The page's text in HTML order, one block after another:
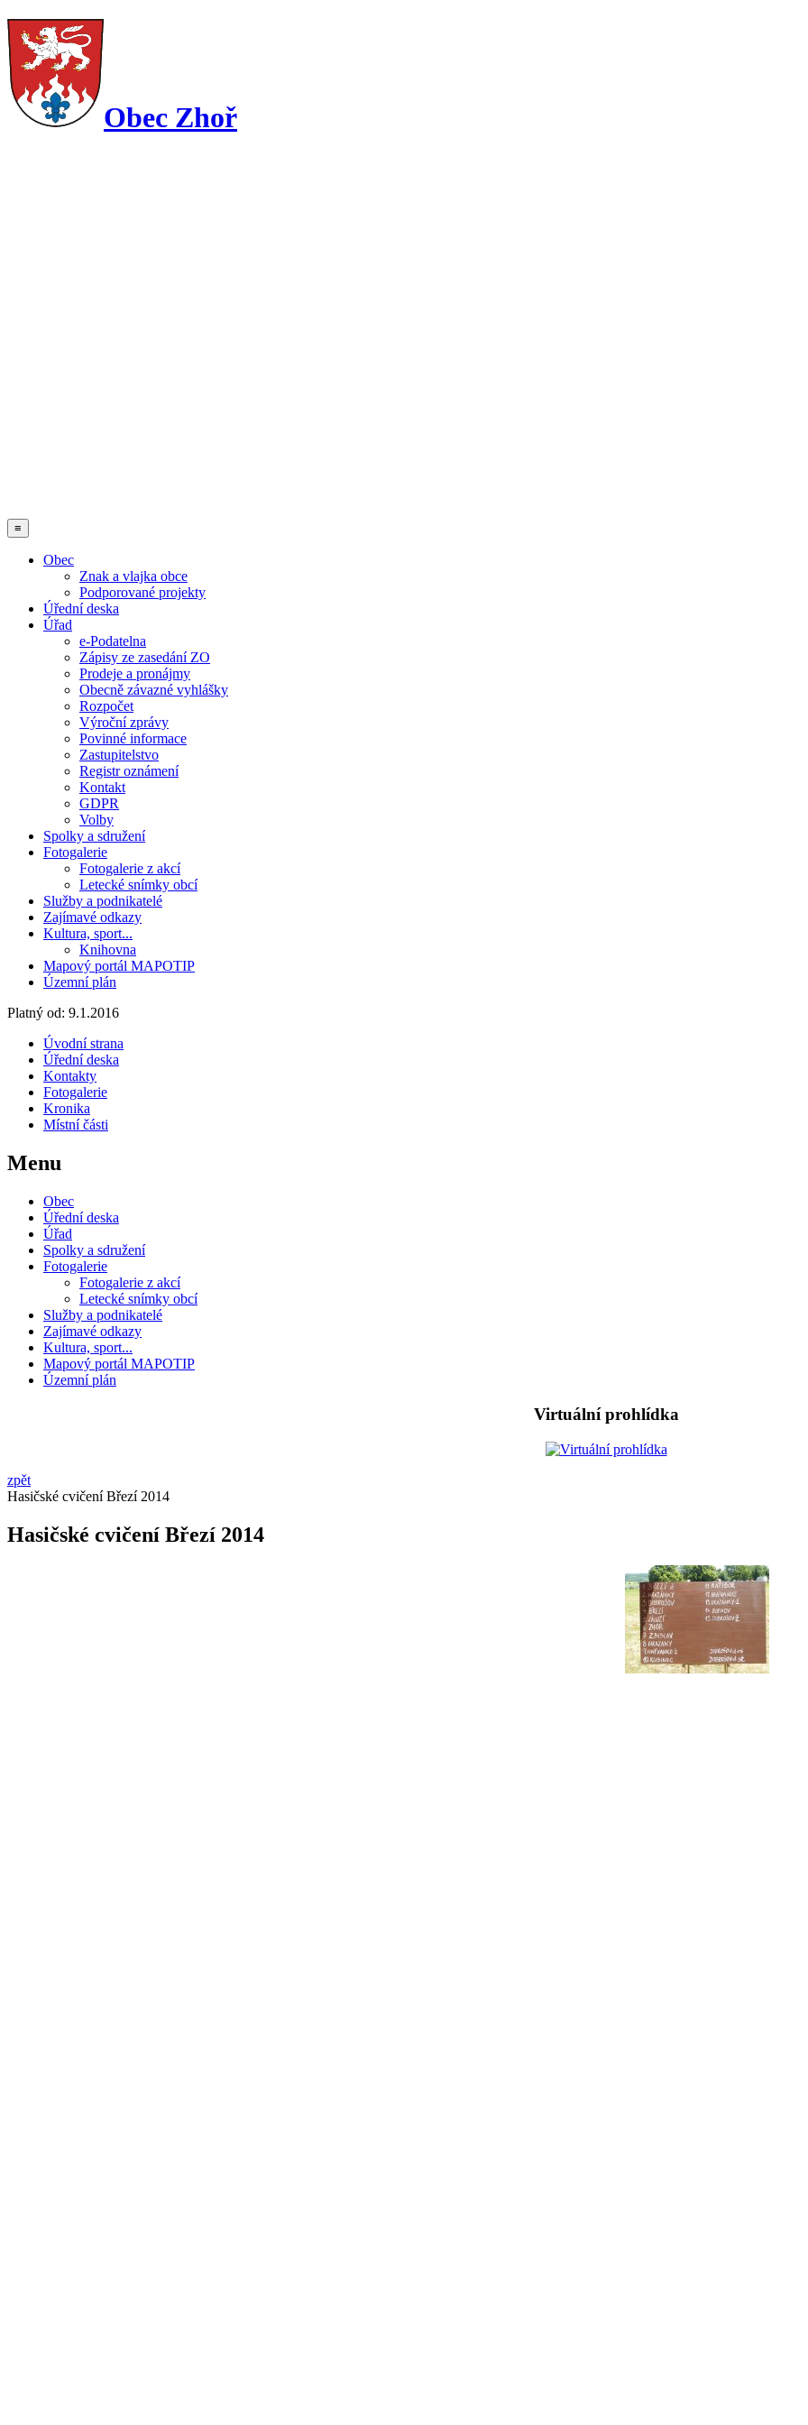
Obec Zhoř
≡
Obec
Znak a vlajka obce
Podporované projekty
Úřední deska
Úřad
e-Podatelna
Zápisy ze zasedání ZO
Prodeje a pronájmy
Obecně závazné vyhlášky
Rozpočet
Výroční zprávy
Povinné informace
Zastupitelstvo
Registr oznámení
Kontakt
GDPR
Volby
Spolky a sdružení
Fotogalerie
Fotogalerie z akcí
Letecké snímky obcí
Služby a podnikatelé
Zajímavé odkazy
Kultura, sport...
Knihovna
Mapový portál MAPOTIP
Územní plán
Platný od: 9.1.2016
Úvodní strana
Úřední deska
Kontakty
Fotogalerie
Kronika
Místní části
Menu
Obec
Úřední deska
Úřad
Spolky a sdružení
Fotogalerie
Fotogalerie z akcí
Letecké snímky obcí
Služby a podnikatelé
Zajímavé odkazy
Kultura, sport...
Mapový portál MAPOTIP
Územní plán
Virtuální prohlídka
zpět
Hasičské cvičení Březí 2014
Hasičské cvičení Březí 2014